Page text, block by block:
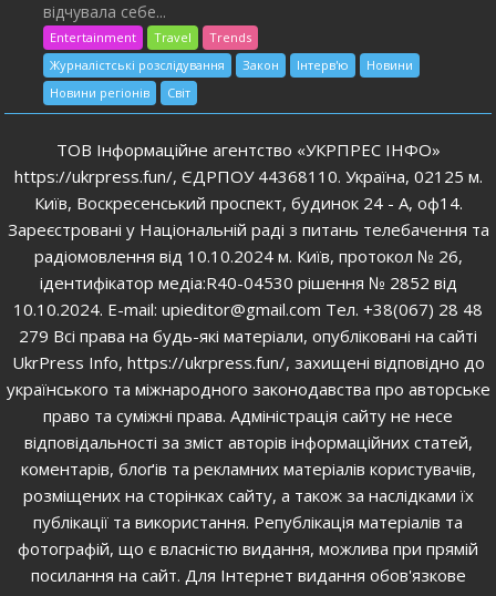
відчувала себе...
Entertainment Travel
Trends
Журналістські розслідування
Закон Інтерв'ю
Новини
Новини регіонів
Світ
ТОВ Інформаційне агентство «УКРПРЕС ІНФО»
https://ukrpress.fun/, ЄДРПОУ 44368110. Україна, 02125 м.
Київ, Воскресенський проспект, будинок 24 - А, оф14.
Зареєстровані у Національній раді з питань телебачення та
радіомовлення від 10.10.2024 м. Київ, протокол № 26,
ідентифікатор медіа:R40-04530 рішення № 2852 від
10.10.2024. E-mail: upieditor@gmail.com Тел. +38(067) 28 48
279 Всі права на будь-які матеріали, опубліковані на сайті
UkrPress Info, https://ukrpress.fun/, захищені відповідно до
українського та міжнародного законодавства про авторське
право та суміжні права. Адміністрація сайту не несе
відповідальності за зміст авторів інформаційних статей,
коментарів, блоґів та рекламних матеріалів користувачів,
розміщених на сторінках сайту, а також за наслідками їх
публікації та використання. Републікація матеріалів та
фотографій, що є власністю видання, можлива при прямій
посилання на сайт. Для Інтернет видання обов'язкове